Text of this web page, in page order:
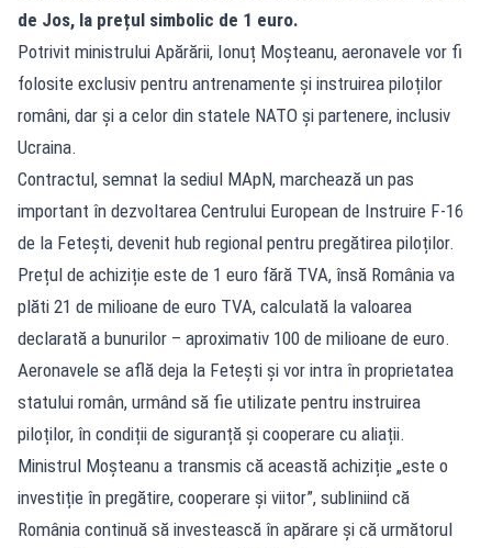
de Jos, la prețul simbolic de 1 euro.
Potrivit ministrului Apărării, Ionuț Moșteanu, aeronavele vor fi
folosite exclusiv pentru antrenamente și instruirea piloților
români, dar și a celor din statele NATO și partenere, inclusiv
Ucraina.
Contractul, semnat la sediul MApN, marchează un pas
important în dezvoltarea Centrului European de Instruire F-16
de la Fetești, devenit hub regional pentru pregătirea piloților.
Prețul de achiziție este de 1 euro fără TVA, însă România va
plăti 21 de milioane de euro TVA, calculată la valoarea
declarată a bunurilor – aproximativ 100 de milioane de euro.
Aeronavele se află deja la Fetești și vor intra în proprietatea
statului român, urmând să fie utilizate pentru instruirea
piloților, în condiții de siguranță și cooperare cu aliații.
Ministrul Moșteanu a transmis că această achiziție „este o
investiție în pregătire, cooperare și viitor”, subliniind că
România continuă să investească în apărare și că următorul